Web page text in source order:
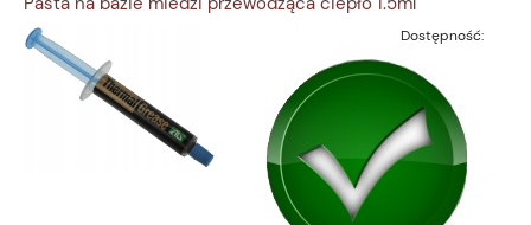
Dostępność: